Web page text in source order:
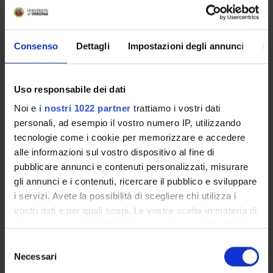
Consenso Dettagli Impostazioni degli annunci
Uso responsabile dei dati
Noi e i nostri 1022 partner trattiamo i vostri dati
personali, ad esempio il vostro numero IP, utilizzando
tecnologie come i cookie per memorizzare e accedere
alle informazioni sul vostro dispositivo al fine di
pubblicare annunci e contenuti personalizzati, misurare
gli annunci e i contenuti, ricercare il pubblico e sviluppare
i servizi. Avete la possibilità di scegliere chi utilizza i
vostri dati e per quali scopi. Le vostre scelte in materia di
modificare o revocare il proprio consenso in qualsiasi
momento dalla Dichiarazione sui cookie o facendo clic
delNecessari
Presentazione
Come iscriversi e Requisiti di ammissione
Organi collegiali e di governo
Rete formativa
Servizio Studenti Internazionali
OFFERTA FORMATIVA